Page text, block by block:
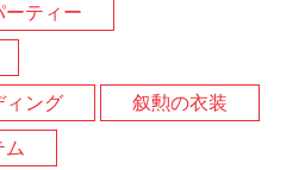
ティー
ィング
叙勲の衣装
ム